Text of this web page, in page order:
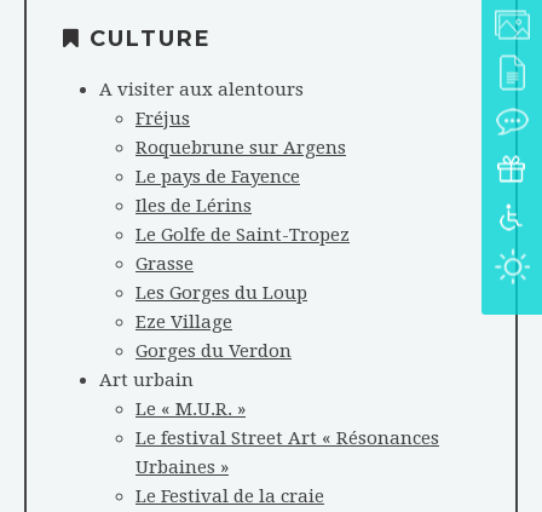
CULTURE
A visiter aux alentours
Fréjus
Roquebrune sur Argens
Le pays de Fayence
Iles de Lérins
Le Golfe de Saint-Tropez
Grasse
Les Gorges du Loup
Eze Village
Gorges du Verdon
Art urbain
Le « M.U.R. »
Le festival Street Art « Résonances
Urbaines »
Le Festival de la craie